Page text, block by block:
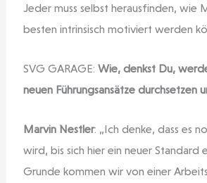
Jeder muss selbst herausfinden, wie
besten intrinsisch motiviert werden
SVG GARAGE: Wie, denkst Du,
neuen Führungsansätze durchsetzen
Marvin Nestler: „Ich denke, dass es
wird, bis sich hier ein neuer Standard
Grunde kommen wir von einer